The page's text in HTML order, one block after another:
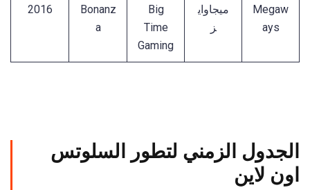
Megaw
ays
ميجاواي
ز
Big
Time
Gaming
Bonanz
a
2016
الجدول الزمني لتطور السلوتس
اون لاين